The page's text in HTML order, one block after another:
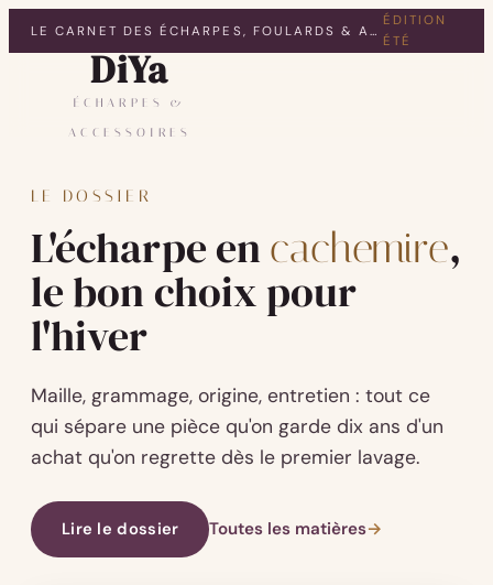
LE CARNET DES ÉCHARPES, FOULARDS & ACCESSOIRES
ÉDITION
ÉTÉ
DiYa
ÉCHARPES &
ACCESSOIRES
LE DOSSIER
L'écharpe en cachemire,
le bon choix pour
l'hiver
Maille, grammage, origine, entretien : tout ce
qui sépare une pièce qu'on garde dix ans d'un
achat qu'on regrette dès le premier lavage.
Lire le dossier Toutes les matières→